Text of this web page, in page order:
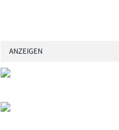
ANZEIGEN